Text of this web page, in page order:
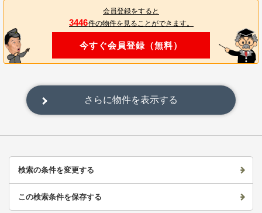
会員登録をすると
3446件の物件を見ることができます。
今すぐ会員登録（無料）
さらに物件を表示する
検索の条件を変更する
この検索条件を保存する